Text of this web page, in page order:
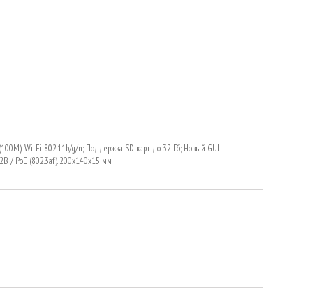
Wi-Fi 802.11b/g/n; Поддержка SD карт до 32 Гб; Новый GUI
/ PoE (802.3af). 200х140х15 мм